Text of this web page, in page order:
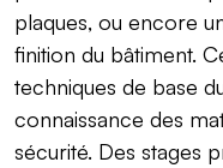
plaques, ou encore
finition du bâtiment.
techniques de base
connaissance des
sécurité. Des stages